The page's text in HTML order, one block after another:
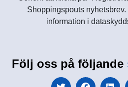
Shoppingspouts
information i
Följ oss på följande